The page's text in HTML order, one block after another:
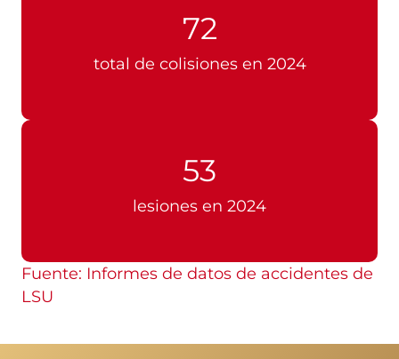
72
total de colisiones en 2024
53
lesiones en 2024
Fuente: Informes de datos de accidentes de
LSU